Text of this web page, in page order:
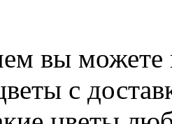
вы можете
с